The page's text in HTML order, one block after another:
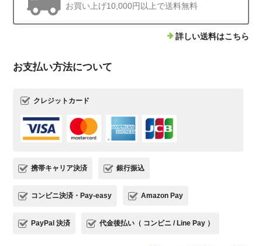
お買い上げ10,000円以上で送料無料
詳しい送料はこちら
お支払い方法について
クレジットカード
携帯キャリア決済 銀行振込
コンビニ決済・Pay-easy Amazon Pay
PayPal 決済 代金後払い（ コンビニ / Line Pay ）